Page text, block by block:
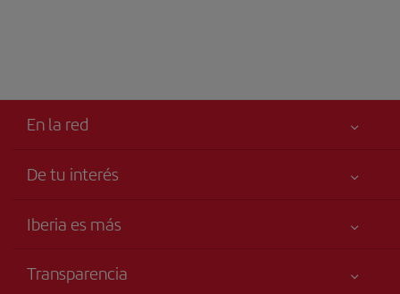
En la red
De tu interés
Accesibilidad
Iberia es más
Grupo Iberia
Transparencia